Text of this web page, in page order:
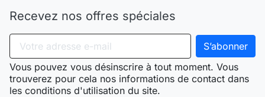
Recevez nos offres spéciales
Vous pouvez vous désinscrire à tout moment. Vous
trouverez pour cela nos informations de contact dans
les conditions d'utilisation du site.